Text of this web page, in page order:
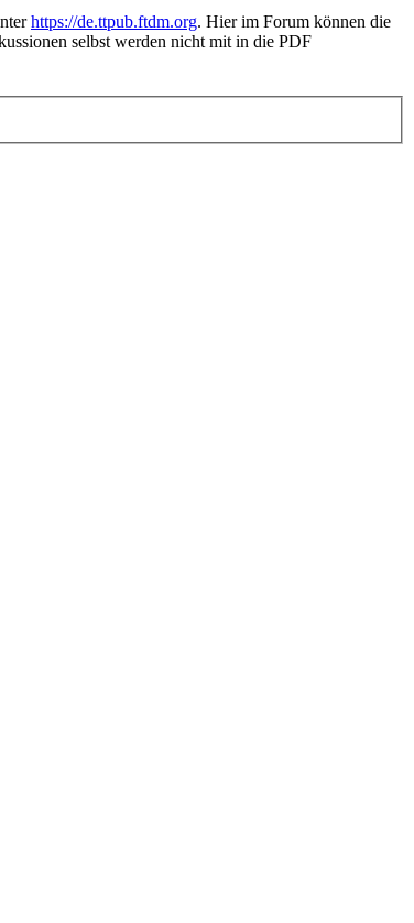
https://de.ttpub.ftdm.org. Hier im Forum können die
selbst werden nicht mit in die PDF